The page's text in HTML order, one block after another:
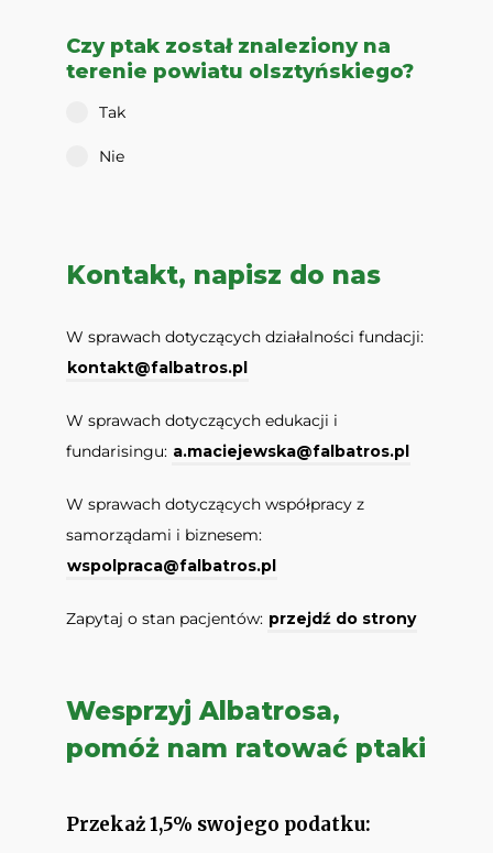
Czy ptak został znaleziony na
terenie powiatu olsztyńskiego?
Tak
Nie
Kontakt, napisz do nas
W sprawach dotyczących działalności fundacji:
kontakt@falbatros.pl
W sprawach dotyczących edukacji i
fundarisingu: a.maciejewska@falbatros.pl
W sprawach dotyczących współpracy z
samorządami i biznesem:
wspolpraca@falbatros.pl
Zapytaj o stan pacjentów: przejdź do strony
Wesprzyj Albatrosa,
pomóż nam ratować ptaki
Przekaż 1,5% swojego podatku: